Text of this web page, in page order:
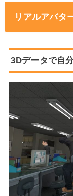
リアルアバタ
3Dデータで自